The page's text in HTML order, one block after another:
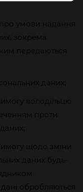
умови надання
зокрема
передаються
даних;
володільцю
проти
щодо зміни
даних будь-
обробляються